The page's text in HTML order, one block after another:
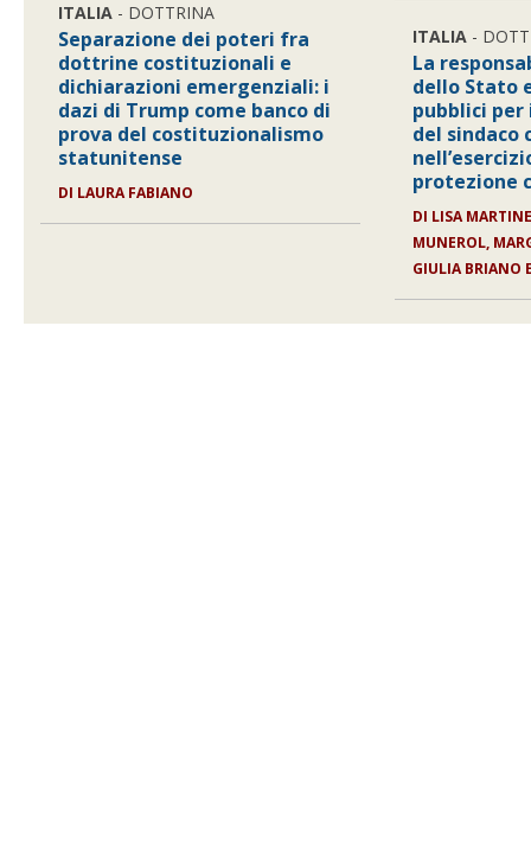
ITALIA - DOTTRINA
Separazione dei poteri fra
dottrine costituzionali e
dichiarazioni emergenziali: i
dazi di Trump come banco di
prova del costituzionalismo
statunitense
DI LAURA FABIANO
ITALIA -
La
dello Stato
pubblici
del sindaco
protezione
DI LISA
MUNEROL,
GIULIA BRIANO